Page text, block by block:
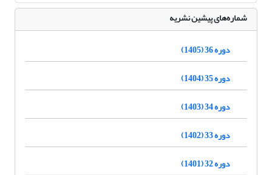
شماره‌های پیشین نشریه
دوره 36 (1405)
دوره 35 (1404)
دوره 34 (1403)
دوره 33 (1402)
دوره 32 (1401)